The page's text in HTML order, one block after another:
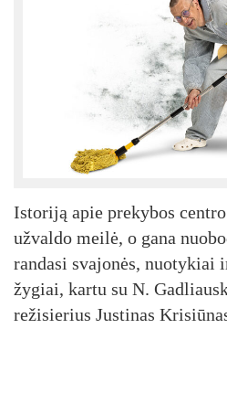
Istoriją apie prekybos
užvaldo meilė, o gana
randasi svajonės, nuotykiai
žygiai, kartu su N.
režisierius Justinas